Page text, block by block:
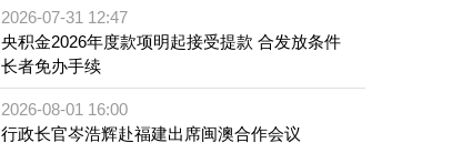
2026-07-31 12:47
央积金2026年度款项明起接受提款 合发放条件
长者免办手续
2026-08-01 16:00
行政长官岑浩辉赴福建出席闽澳合作会议